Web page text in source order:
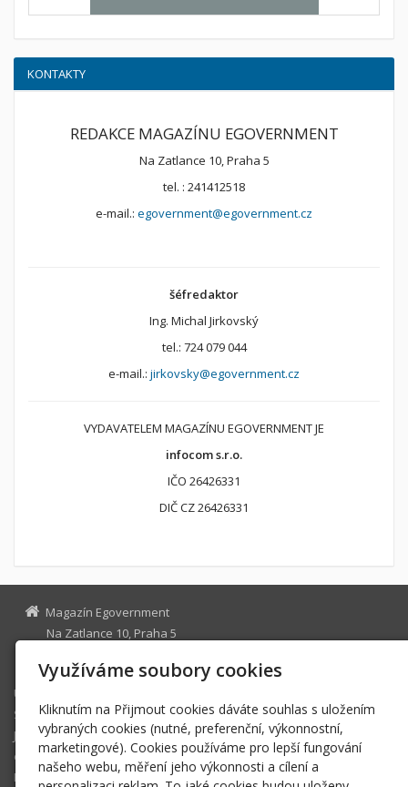
KONTAKTY
REDAKCE MAGAZÍNU EGOVERNMENT
Na Zatlance 10, Praha 5
tel. : 241412518
e-mail.: egovernment@egovernment.cz
šéfredaktor
Ing. Michal Jirkovský
tel.: 724 079 044
e-mail.: jirkovsky@egovernment.cz
VYDAVATELEM MAGAZÍNU EGOVERNMENT JE
infocom s.r.o.
IČO 26426331
DIČ CZ 26426331
Magazín Egovernment
Na Zatlance 10, Praha 5
egovernment@egovernment.cz
Úvodní stránka
STUDIO
JIHLAVA
eOSOBNOST
ROK INFORMATIKY
Využíváme soubory cookies
Kliknutím na Přijmout cookies dáváte souhlas s uložením
vybraných cookies (nutné, preferenční, výkonnostní,
marketingové). Cookies používáme pro lepší fungování
našeho webu, měření jeho výkonnosti a cílení a